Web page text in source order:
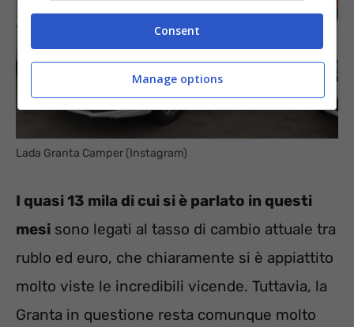
Lada Granta Camper (Instagram)
I quasi 13 mila di cui si è parlato in questi
mesi sono legati al tasso di cambio attuale tra
rublo ed euro, che chiaramente si è appiattito
molto viste le incredibili vicende. Tuttavia, la
Granta in questione resta comunque molto
Consent
Manage options